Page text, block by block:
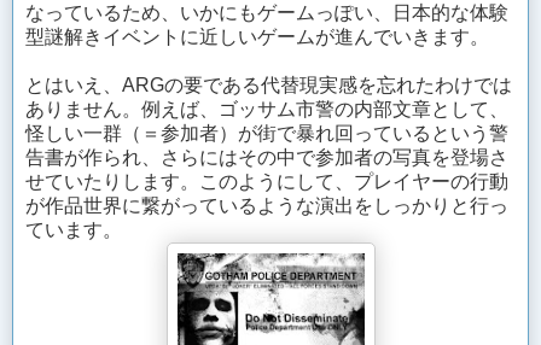
なっているため、いかにもゲームっぽい、日本的な体験
型謎解きイベントに近しいゲームが進んでいきます。
とはいえ、ARGの要である代替現実感を忘れたわけでは
ありません。例えば、ゴッサム市警の内部文章として、
怪しい一群（＝参加者）が街で暴れ回っているという警
告書が作られ、さらにはその中で参加者の写真を登場さ
せていたりします。このようにして、プレイヤーの行動
が作品世界に繋がっているような演出をしっかりと行っ
ています。